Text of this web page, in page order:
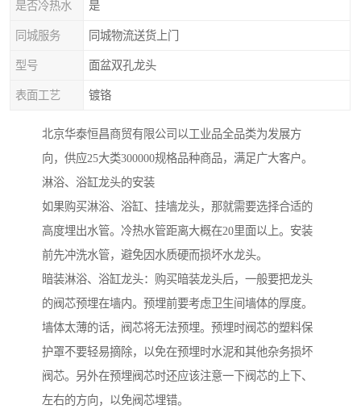
是否冷热水 是
同城服务 同城物流送货上门
型号 面盆双孔龙头
表面工艺 镀铬
北京华泰恒昌商贸有限公司以工业品全品类为发展方
向，供应25大类300000规格品种商品，满足广大客户。
淋浴、浴缸龙头的安装
如果购买淋浴、浴缸、挂墙龙头，那就需要选择合适的
高度埋出水管。冷热水管距离大概在20里面以上。安装
前先冲洗水管，避免因水质硬而损坏水龙头。
暗装淋浴、浴缸龙头：购买暗装龙头后，一般要把龙头
的阀芯预埋在墙内。预埋前要考虑卫生间墙体的厚度。
墙体太薄的话，阀芯将无法预埋。预埋时阀芯的塑料保
护罩不要轻易摘除，以免在预埋时水泥和其他杂务损坏
阀芯。另外在预埋阀芯时还应该注意一下阀芯的上下、
左右的方向，以免阀芯埋错。